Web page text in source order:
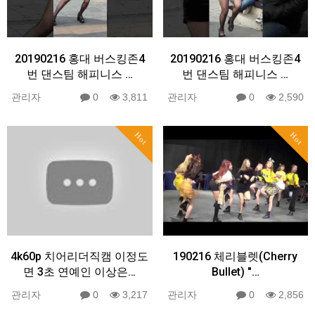
20190216 홍대 버스킹존4
번 댄스팀 해피니스 …
관리자 0 3,811
20190216 홍대 버스킹존4
번 댄스팀 해피니스 …
관리자 0 2,590
Hot
4k60p 치어리더직캠 이정도
면 3초 연예인 이상은…
관리자 0 3,217
Hot
190216 체리블렛(Cherry
Bullet) "…
관리자 0 2,856